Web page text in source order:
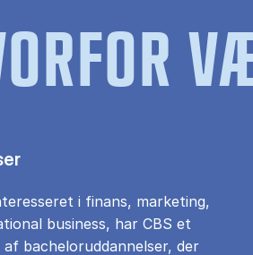
i finans, marketing,
business, har CBS et
bacheloruddannelser, der